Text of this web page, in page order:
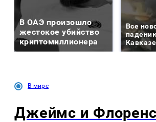
В ОАЭ произошло
жестокое убийство
криптомиллионера
Все
В мире
Джеймс и Флоренс